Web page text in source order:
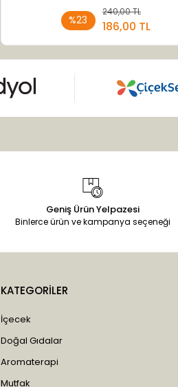
%23
240,00 TL
186,00 TL
Sepete Ekle
Geniş Ürün Yelpazesi
Binlerce ürün ve kampanya seçeneği
KATEGORİLER
İçecek
Doğal Gıdalar
Aromaterapi
Mutfak